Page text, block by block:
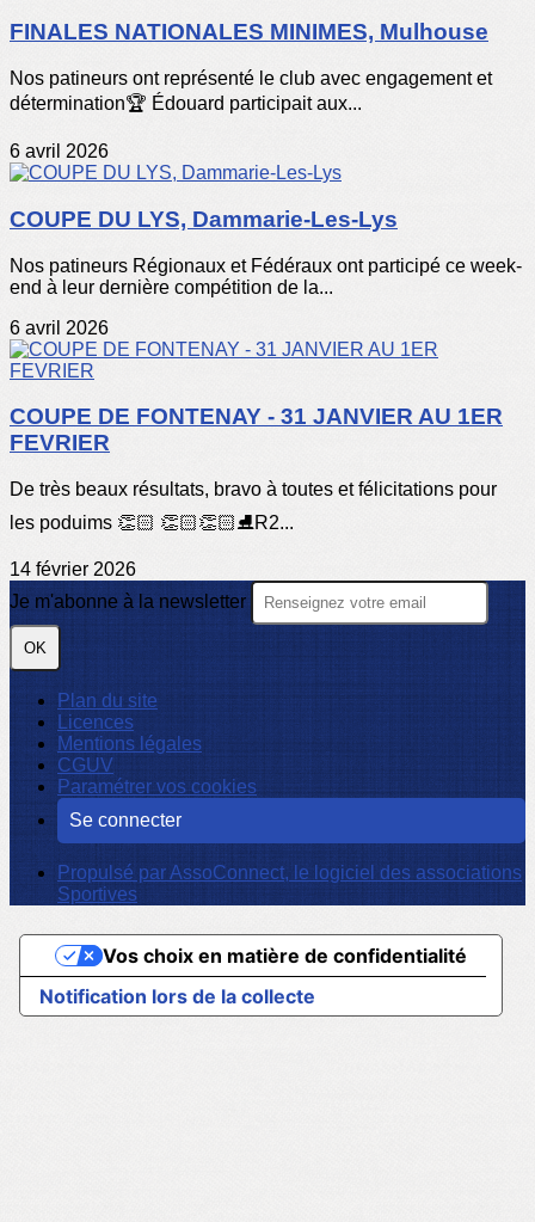
FINALES NATIONALES MINIMES, Mulhouse
Nos patineurs ont représenté le club avec engagement et
détermination🏆 Édouard participait aux...
6 avril 2026
COUPE DU LYS, Dammarie-Les-Lys
Nos patineurs Régionaux et Fédéraux ont participé ce week-
end à leur dernière compétition de la...
6 avril 2026
COUPE DE FONTENAY - 31 JANVIER AU 1ER
FEVRIER
De très beaux résultats, bravo à toutes et félicitations pour
les poduims 👏🏻 👏🏻👏🏻⛸️R2...
14 février 2026
Je m'abonne à la newsletter
OK
Plan du site
Licences
Mentions légales
CGUV
Paramétrer vos cookies
Se connecter
Propulsé par AssoConnect, le logiciel des associations
Sportives
Notification lors de la collecte
Vos choix en matière de confidentialité